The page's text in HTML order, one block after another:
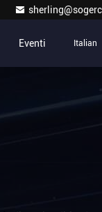
Eventi Italian